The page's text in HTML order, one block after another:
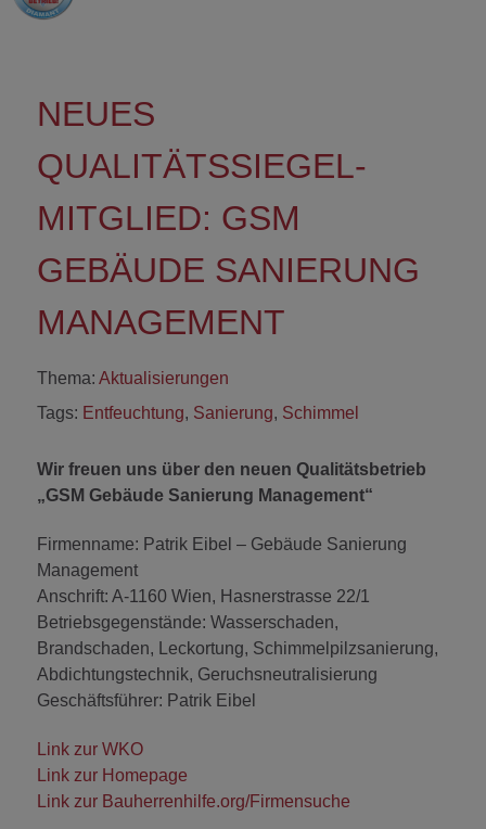
NEUES
QUALITÄTSSIEGEL-
MITGLIED: GSM
GEBÄUDE SANIERUNG
MANAGEMENT
Thema: Aktualisierungen
Tags: Entfeuchtung, Sanierung, Schimmel
Wir freuen uns über den neuen Qualitätsbetrieb
„GSM Gebäude Sanierung Management“
Firmenname: Patrik Eibel – Gebäude Sanierung
Management
Anschrift: A-1160 Wien, Hasnerstrasse 22/1
Betriebsgegenstände: Wasserschaden,
Brandschaden, Leckortung, Schimmelpilzsanierung,
Abdichtungstechnik, Geruchsneutralisierung
Geschäftsführer: Patrik Eibel
Link zur WKO
Link zur Homepage
Link zur Bauherrenhilfe.org/Firmensuche